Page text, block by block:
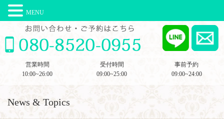
営業時間
10:00~26:00
受付時間
09:00~25:00
事前予約
09:00~24:00
News & Topics
MENU